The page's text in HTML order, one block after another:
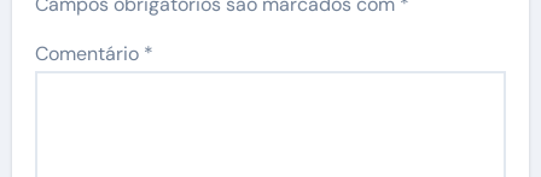
Comentário *